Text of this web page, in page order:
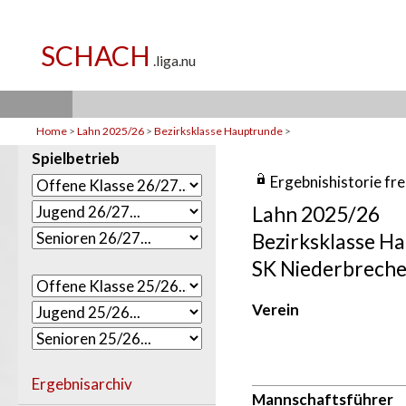
Home > Lahn 2025/26 > Bezirksklasse Hauptrunde >
Spielbetrieb
Ergebnisarchiv
Ergebnishistorie
Lahn 2025/26
Bezirksklasse
SK
Verein
Mannschaftsführer